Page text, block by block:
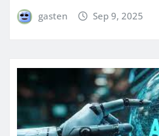
gasten Sep 9, 2025